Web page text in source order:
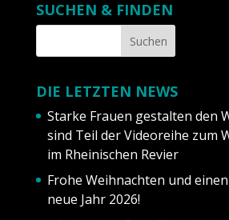
SUCHEN & FINDEN
DIE LETZTEN NEWS
Starke Frauen gestalten den
sind Teil der Videoreihe zum
im Rheinischen Revier
Frohe Weihnachten und
neue Jahr 2026!